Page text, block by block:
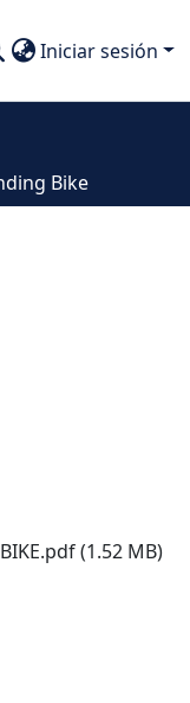
Iniciar sesión
Bike
(1.52 MB)